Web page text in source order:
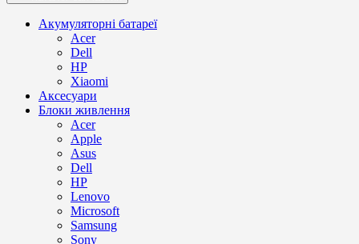
Акумуляторні батареї
Acer
Dell
HP
Xiaomi
Аксесуари
Блоки живлення
Acer
Apple
Asus
Dell
HP
Lenovo
Microsoft
Samsung
Sony